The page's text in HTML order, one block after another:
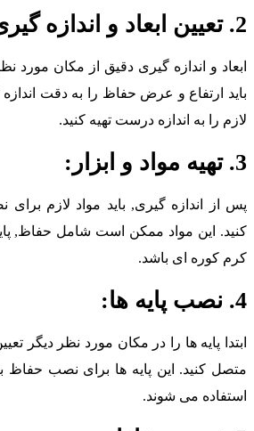
و اندازه گیری دقیق از مکان مورد
ارتفاع و عرض حفاظ را به دقت اندازه
را به اندازه درست تهیه کنید.
از اندازه گیری, باید مواد لازم برای
این مواد ممکن است شامل حفاظ, پایه
کوره ای باشد.
پایه ها را در مکان مورد نظر دیگر
کنید. این پایه ها برای نصب حفاظ به
می شوند.